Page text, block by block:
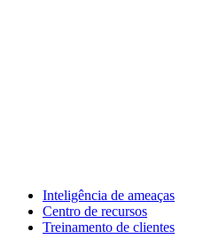
Inteligência de ameaças
Centro de recursos
Treinamento de clientes